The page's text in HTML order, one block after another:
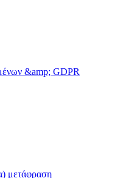
&amp; GDPR
μετάφραση